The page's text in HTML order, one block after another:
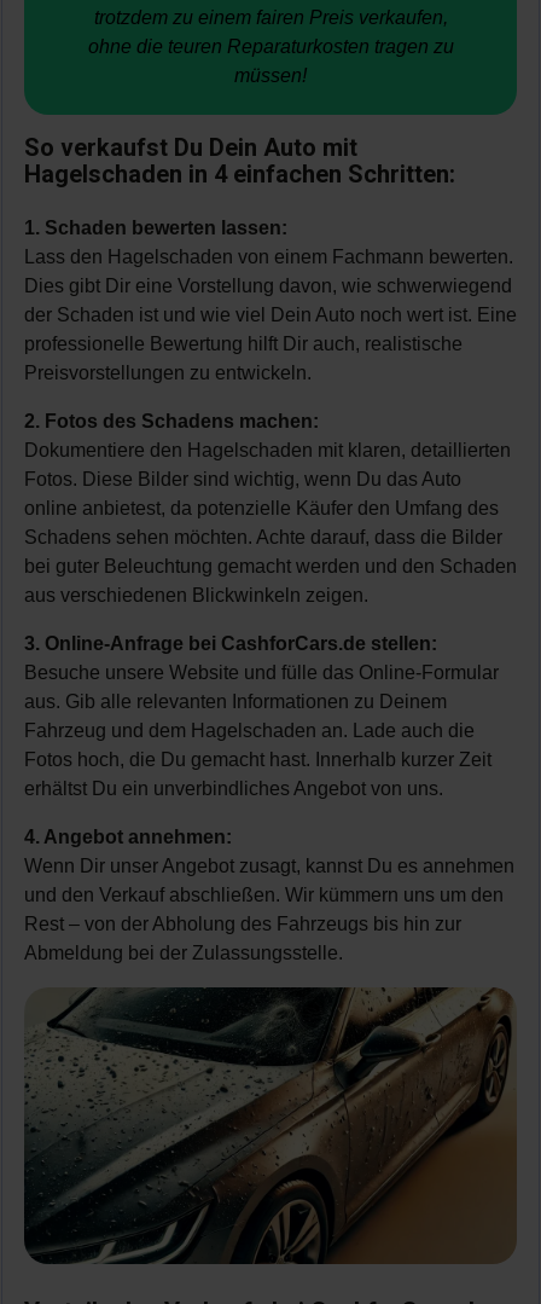
trotzdem zu einem fairen Preis verkaufen,
ohne die teuren Reparaturkosten tragen zu
müssen!
So verkaufst Du Dein Auto mit
Hagelschaden in 4 einfachen Schritten:
1. Schaden bewerten lassen:
Lass den Hagelschaden von einem Fachmann bewerten.
Dies gibt Dir eine Vorstellung davon, wie schwerwiegend
der Schaden ist und wie viel Dein Auto noch wert ist. Eine
professionelle Bewertung hilft Dir auch, realistische
Preisvorstellungen zu entwickeln.
2. Fotos des Schadens machen:
Dokumentiere den Hagelschaden mit klaren, detaillierten
Fotos. Diese Bilder sind wichtig, wenn Du das Auto
online anbietest, da potenzielle Käufer den Umfang des
Schadens sehen möchten. Achte darauf, dass die Bilder
bei guter Beleuchtung gemacht werden und den Schaden
aus verschiedenen Blickwinkeln zeigen.
3. Online-Anfrage bei CashforCars.de stellen:
Besuche unsere Website und fülle das Online-Formular
aus. Gib alle relevanten Informationen zu Deinem
Fahrzeug und dem Hagelschaden an. Lade auch die
Fotos hoch, die Du gemacht hast. Innerhalb kurzer Zeit
erhältst Du ein unverbindliches Angebot von uns.
4. Angebot annehmen:
Wenn Dir unser Angebot zusagt, kannst Du es annehmen
und den Verkauf abschließen. Wir kümmern uns um den
Rest – von der Abholung des Fahrzeugs bis hin zur
Abmeldung bei der Zulassungsstelle.